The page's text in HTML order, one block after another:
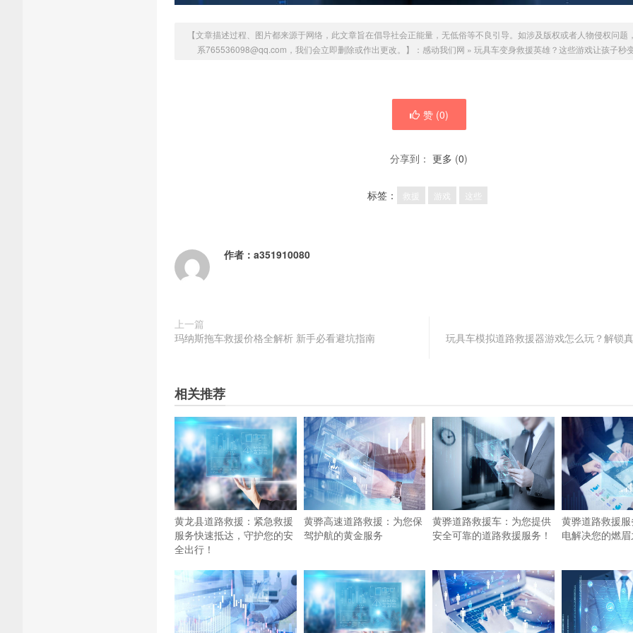
【文章描述过程、图片都来源于网络，此文章旨在倡导社会正能量，无低俗等不良引导。如涉及版权或者人物侵权问题
系765536098@qq.com，我们会立即删除或作出更改。】： 感动我们网 » 玩具车变身救援英雄？这些游戏让孩子秒
赞 (0)
分享到： 更多 (0)
标签： 救援 游戏 这些
作者： a351910080
上一篇
玛纳斯拖车救援价格全解析 新手必看避坑指南
玩具车模拟道路救援器游戏怎么玩？解锁
相关推荐
黄龙县道路救援：紧急救援
服务快速抵达，守护您的安
全出行！
黄骅高速道路救援：为您保
驾护航的黄金服务
黄骅道路救援车：为您提供
安全可靠的道路救援服务！
黄骅道路救援
电解决您的燃